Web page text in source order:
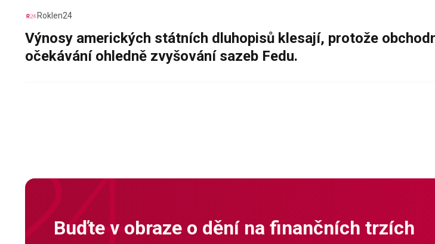
Roklen24
Výnosy amerických státních dluhopisů klesají, protože
očekávání ohledně zvyšování sazeb Fedu.
Buďte v obraze o dění na finančních trzích